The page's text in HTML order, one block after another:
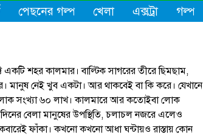
পেছনের গল্প খেলা এক্সট্রা গল্প
একটি শহর কালমার। বাল্টিক সাগরের তীরে ছিমছাম,
মানুষ নেই খুব একটা। আর থাকবেই বা কি করে। যেখানে
সংখ্যা ৬০ লাখ। কালমারে আর কতোইবা লোক
বেলা মানুষের উপস্থিতি, চলাচল নজরে এলেও
ফাঁকা। কখনো কখনো আধা ঘন্টায়ও রাস্তায় কোন